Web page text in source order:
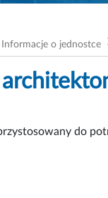
Informacje o jednostce
do